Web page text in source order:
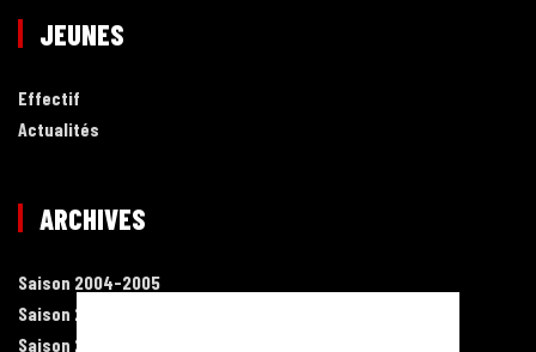
JEUNES
Effectif
Actualités
ARCHIVES
Saison 2004-2005
Saison 2005-2006
Saison 2006-2007